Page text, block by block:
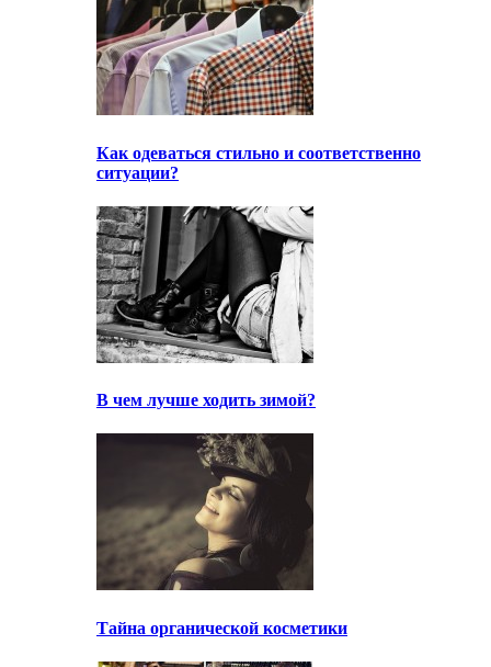
Как одеваться стильно и соответственно
ситуации?
В чем лучше ходить зимой?
Тайна органической косметики